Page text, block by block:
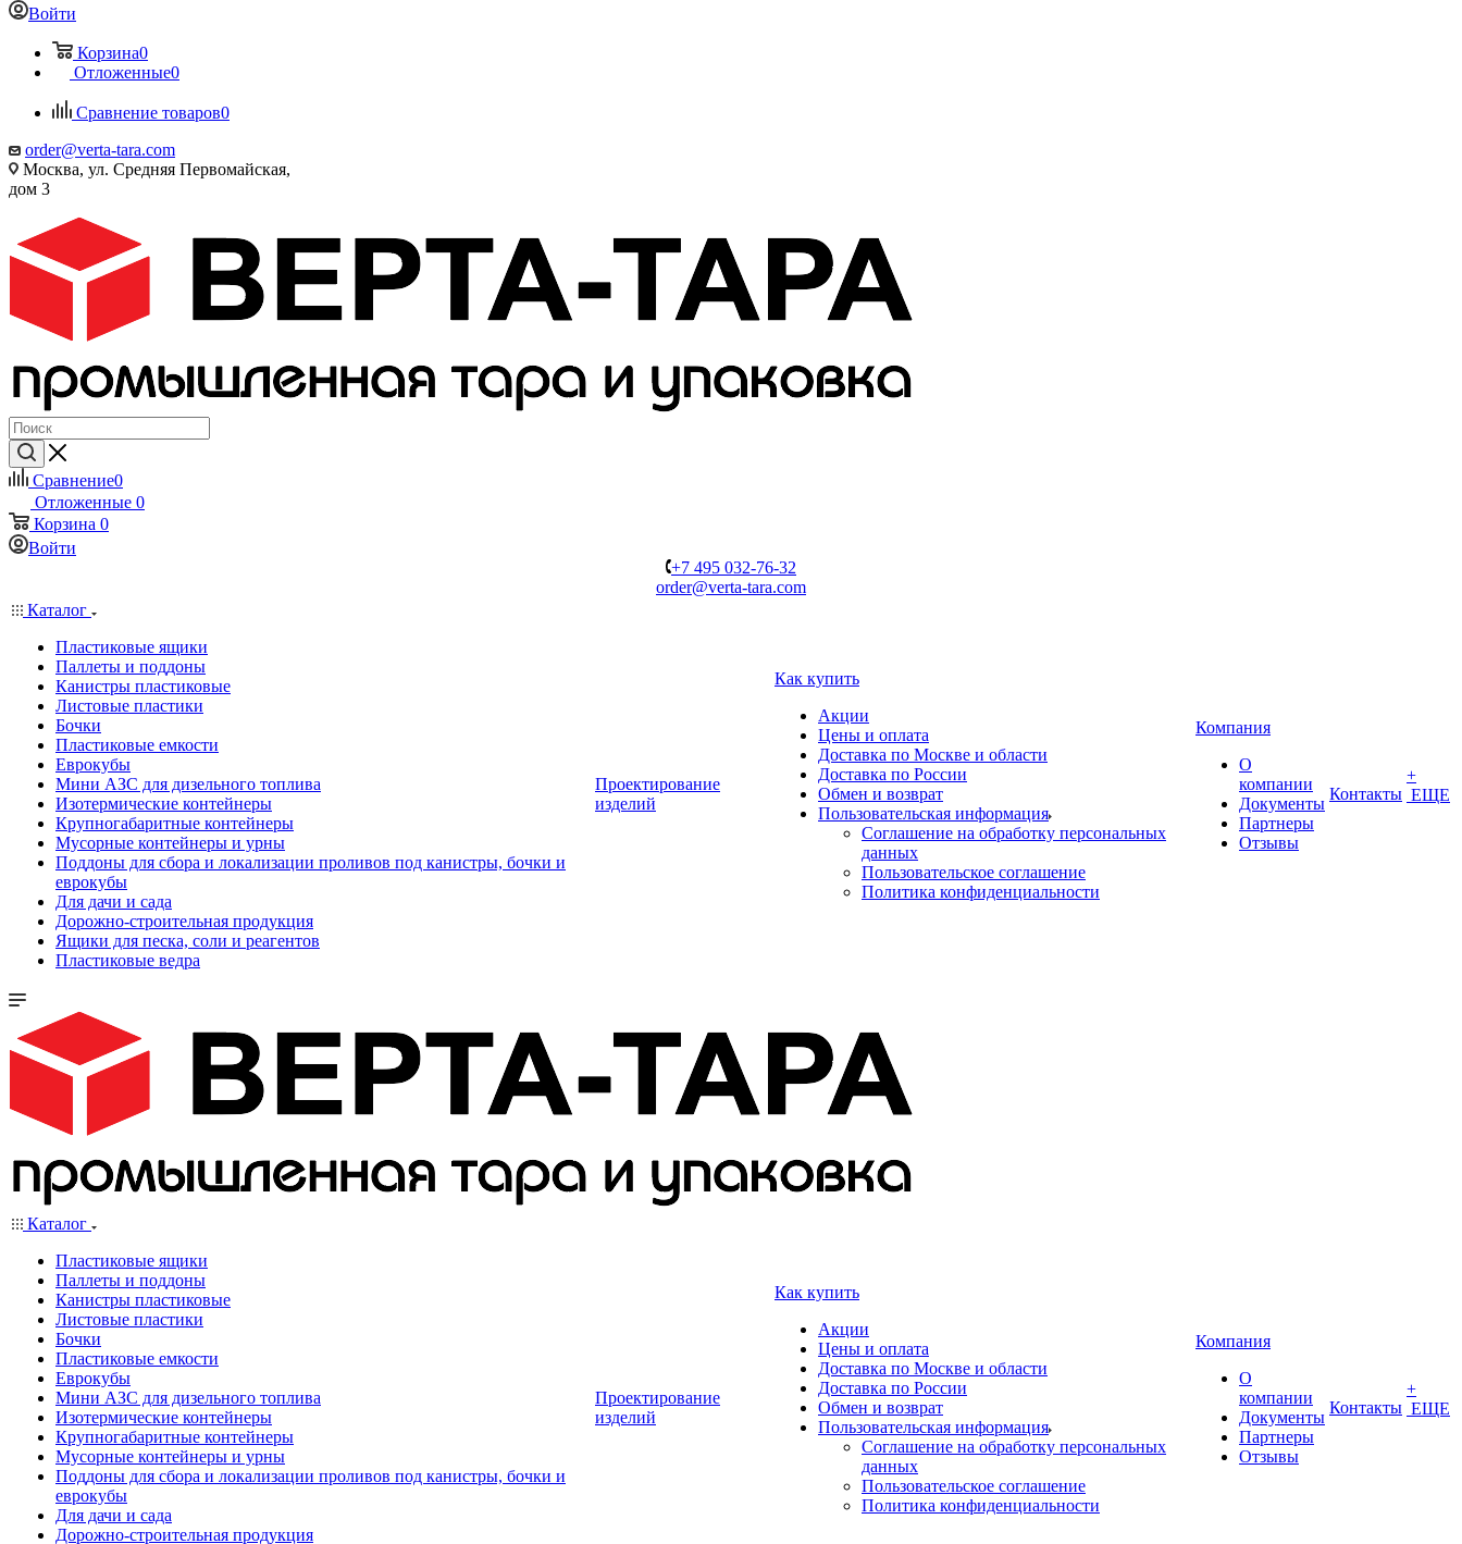
Войти
Корзина0
Отложенные0
Сравнение товаров0
order@verta-tara.com
Москва, ул. Средняя Первомайская,
дом 3
Сравнение0
Отложенные 0
Корзина 0
Войти
+7 495 032-76-32
order@verta-tara.com
Каталог
Пластиковые ящики
Паллеты и поддоны
Канистры пластиковые
Листовые пластики
Бочки
Пластиковые емкости
Еврокубы
Мини АЗС для дизельного топлива
Изотермические контейнеры
Крупногабаритные контейнеры
Мусорные контейнеры и урны
Поддоны для сбора и локализации проливов под канистры, бочки и
еврокубы
Для дачи и сада
Дорожно-строительная продукция
Ящики для песка, соли и реагентов
Пластиковые ведра
Проектирование
изделий
Как купить
Акции
Цены и оплата
Доставка по Москве и области
Доставка по России
Обмен и возврат
Пользовательская информация
Соглашение на обработку персональных
данных
Пользовательское соглашение
Политика конфиденциальности
Компания
О
компании
Документы
Партнеры
Отзывы
Контакты
+
ЕЩЕ
Каталог
Пластиковые ящики
Паллеты и поддоны
Канистры пластиковые
Листовые пластики
Бочки
Пластиковые емкости
Еврокубы
Мини АЗС для дизельного топлива
Изотермические контейнеры
Крупногабаритные контейнеры
Мусорные контейнеры и урны
Поддоны для сбора и локализации проливов под канистры, бочки и
еврокубы
Для дачи и сада
Дорожно-строительная продукция
Проектирование
изделий
Как купить
Акции
Цены и оплата
Доставка по Москве и области
Доставка по России
Обмен и возврат
Пользовательская информация
Соглашение на обработку персональных
данных
Пользовательское соглашение
Политика конфиденциальности
Компания
О
компании
Документы
Партнеры
Отзывы
Контакты
+
ЕЩЕ